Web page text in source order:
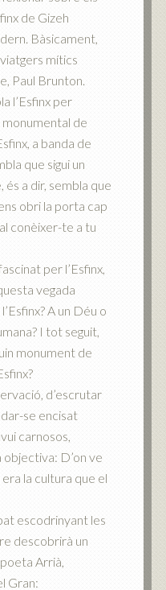
de Gizeh
Bàsicament,
mítics
Paul Brunton.
l’Esfinx per
de
a banda de
que sigui un
és a dir, sembla que
obri la porta cap
conèixer-te a tu
per l’Esfinx,
vegada
A un Déu o
I tot seguit,
monument de
d’escrutar
se encisat
carnosos,
D’on ve
la cultura que el
escodrinyant les
descobrirà un
Arrià,
Gran: